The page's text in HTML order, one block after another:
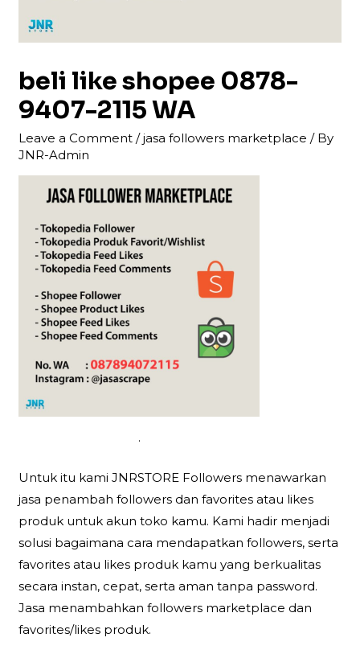
beli like shopee 0878-
9407-2115 WA
Leave a Comment /jasa followers marketplace / By
JNR-Admin
.
Untuk itu kami JNRSTORE Followers menawarkan
jasa penambah followers dan favorites atau likes
produk untuk akun toko kamu. Kami hadir menjadi
solusi bagaimana cara mendapatkan followers, serta
favorites atau likes produk kamu yang berkualitas
secara instan, cepat, serta aman tanpa password.
Jasa menambahkan followers marketplace dan
favorites/likes produk.